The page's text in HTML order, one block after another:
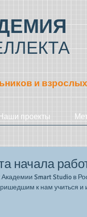
и взрослых
проекты
начала
Smart Studio в
к нам учиться